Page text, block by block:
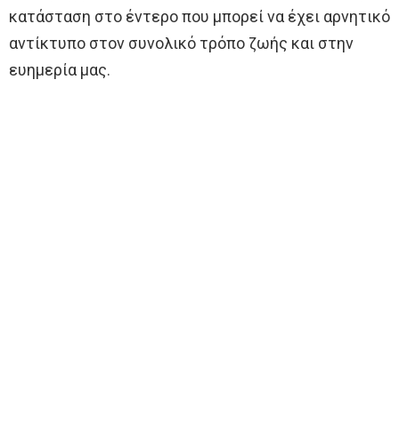
κατάσταση στο έντερο που μπορεί να έχει αρνητικό
αντίκτυπο στον συνολικό τρόπο ζωής και στην
ευημερία μας.